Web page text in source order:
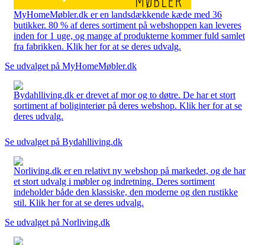
MyHomeMøbler.dk er en landsdækkende kæde med 36
butikker. 80 % af deres sortiment på webshoppen kan leveres
inden for 1 uge, og mange af produkterne kommer fuld samlet
fra fabrikken. Klik her for at se deres udvalg.
Se udvalget på MyHomeMøbler.dk
Bydahlliving.dk er drevet af mor og to døtre. De har et stort
sortiment af boliginteriør på deres webshop. Klik her for at se
deres udvalg.
Se udvalget på Bydahlliving.dk
Norliving.dk er en relativt ny webshop på markedet, og de har
et stort udvalg i møbler og indretning. Deres sortiment
indeholder både den klassiske, den moderne og den rustikke
stil. Klik her for at se deres udvalg.
Se udvalget på Norliving.dk